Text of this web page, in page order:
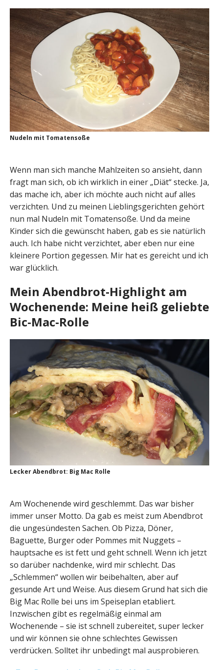
Nudeln mit Tomatensoße
Wenn man sich manche Mahlzeiten so ansieht, dann
fragt man sich, ob ich wirklich in einer „Diät“ stecke. Ja,
das mache ich, aber ich möchte auch nicht auf alles
verzichten. Und zu meinen Lieblingsgerichten gehört
nun mal Nudeln mit Tomatensoße. Und da meine
Kinder sich die gewünscht haben, gab es sie natürlich
auch. Ich habe nicht verzichtet, aber eben nur eine
kleinere Portion gegessen. Mir hat es gereicht und ich
war glücklich.
Mein Abendbrot-Highlight am
Wochenende: Meine heiß geliebte
Bic-Mac-Rolle
Lecker Abendbrot: Big Mac Rolle
Am Wochenende wird geschlemmt. Das war bisher
immer unser Motto. Da gab es meist zum Abendbrot
die ungesündesten Sachen. Ob Pizza, Döner,
Baguette, Burger oder Pommes mit Nuggets –
hauptsache es ist fett und geht schnell. Wenn ich jetzt
so darüber nachdenke, wird mir schlecht. Das
„Schlemmen“ wollen wir beibehalten, aber auf
gesunde Art und Weise. Aus diesem Grund hat sich die
Big Mac Rolle bei uns im Speiseplan etabliert.
Inzwischen gibt es regelmäßig einmal am
Wochenende – sie ist schnell zubereitet, super lecker
und wir können sie ohne schlechtes Gewissen
verdrücken. Solltet ihr unbedingt mal ausprobieren.